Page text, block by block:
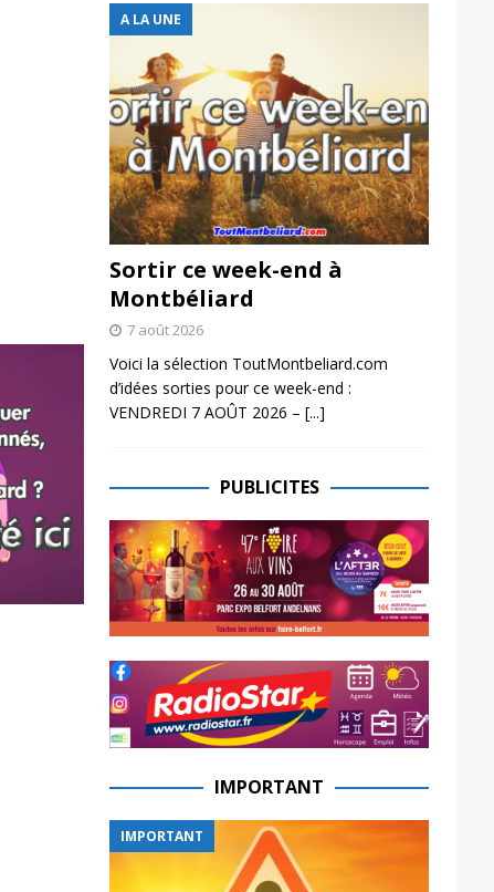
A LA UNE
Sortir ce week-end à
Montbéliard
7 août 2026
Voici la sélection ToutMontbeliard.com
d’idées sorties pour ce week-end :
VENDREDI 7 AOÛT 2026 – [...]
PUBLICITES
IMPORTANT
IMPORTANT